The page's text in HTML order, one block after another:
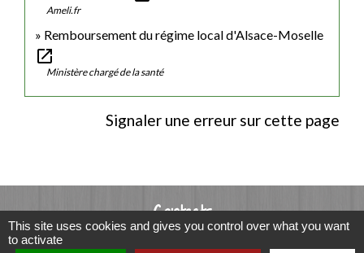
Ameli.fr
Remboursement du régime local d'Alsace-Moselle
open_in_new
Ministère chargé de la santé
Signaler une erreur sur cette page
Contacts
This site uses cookies and gives you control over what you want
to activate